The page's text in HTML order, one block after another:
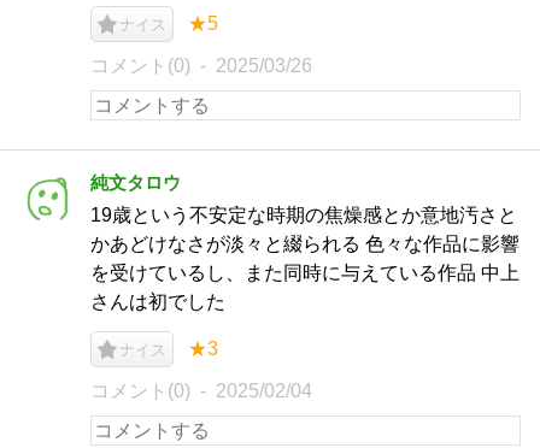
ナイス ★5
コメント(0) 2025/03/26
純文タロウ
19歳という不安定な時期の焦燥感とか意地汚さと
かあどけなさが淡々と綴られる 色々な作品に影響
を受けているし、また同時に与えている作品 中上
さんは初でした
ナイス ★3
コメント(0) 2025/02/04